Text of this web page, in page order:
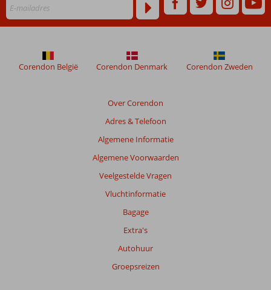
Over Corendon
Adres & Telefoon
Algemene Informatie
Algemene Voorwaarden
Veelgestelde Vragen
Vluchtinformatie
Bagage
Extra's
Autohuur
Groepsreizen
Corendon België Corendon Denmark Corendon Zweden